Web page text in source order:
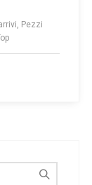
Pezzi